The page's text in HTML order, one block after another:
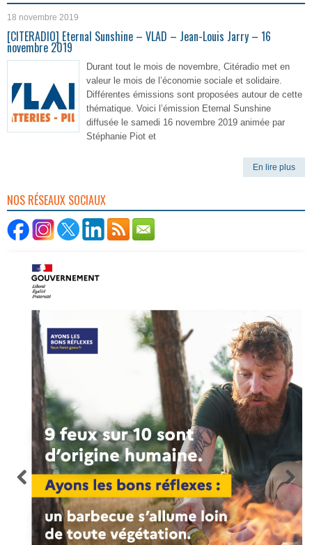
18 novembre 2019
[CITERADIO] Eternal Sunshine – VLAD – Jean-Louis Jarry – 16
novembre 2019
Durant tout le mois de novembre, Citéradio met en
valeur le mois de l’économie sociale et solidaire.
Différentes émissions sont proposées autour de cette
thématique. Voici l’émission Eternal Sunshine
diffusée le samedi 16 novembre 2019 animée par
Stéphanie Piot et
En lire plus
NOS RÉSEAUX SOCIAUX